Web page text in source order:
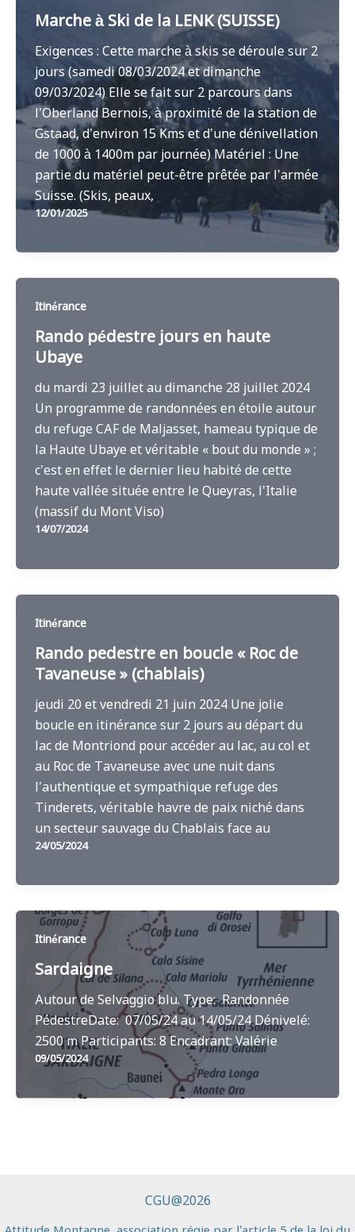
Marche à Ski de la LENK (SUISSE)
Exigences : Cette marche à skis se déroule sur 2
jours (samedi 08/03/2024 et dimanche
09/03/2024) Elle se fait sur 2 parcours dans
l’Oberland Bernois, à proximité de la station de
Gstaad, d’environ 15 Kms et d’une dénivellation
de 1000 à 1400m par journée) Matériel : Une
partie du matériel peut-être prêtée par l’armée
Suisse. (Skis, peaux,
12/01/2025
Itinérance
Rando pédestre jours en haute
Ubaye
du mardi 23 juillet au dimanche 28 juillet 2024
Un programme de randonnées en étoile autour
du refuge CAF de Maljasset, hameau typique de
la Haute Ubaye et véritable « bout du monde » ;
c’est en effet le dernier lieu habité de cette
haute vallée située entre le Queyras, l’Italie
(massif du Mont Viso)
14/07/2024
Itinérance
Rando pedestre en boucle « Roc de
Tavaneuse » (chablais)
jeudi 20 et vendredi 21 juin 2024 Une jolie
boucle en itinérance sur 2 jours au départ du
lac de Montriond pour accéder au lac, au col et
au Roc de Tavaneuse avec une nuit dans
l’authentique et sympathique refuge des
Tinderets, véritable havre de paix niché dans
un secteur sauvage du Chablais face au
24/05/2024
Itinérance
Sardaigne
Autour de Selvaggio blu. Type: Randonnée
PédestreDate: 07/05/24 au 14/05/24 Dénivelé:
2500 m Participants: 8 Encadrant: Valérie
09/05/2024
CGU@2026